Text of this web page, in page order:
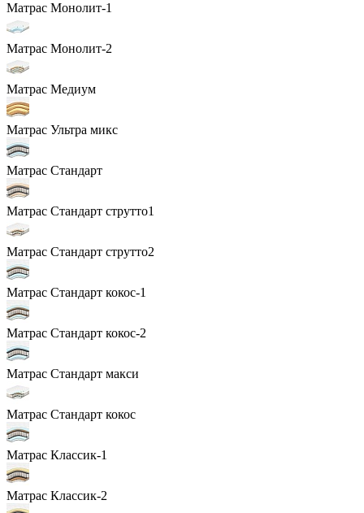
Матрас Монолит-1
Матрас Монолит-2
Матрас Медиум
Матрас Ультра микс
Матрас Стандарт
Матрас Стандарт струтто1
Матрас Стандарт струтто2
Матрас Стандарт кокос-1
Матрас Стандарт кокос-2
Матрас Стандарт макси
Матрас Стандарт кокос
Матрас Классик-1
Матрас Классик-2